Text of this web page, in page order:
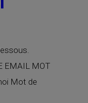
EMAIL MOT
Mot de